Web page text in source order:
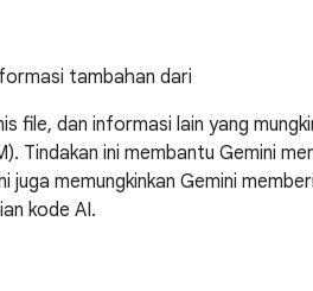
tambahan dari
file, dan informasi lain yang
Tindakan ini membantu Gemini
juga memungkinkan Gemini
kode AI.